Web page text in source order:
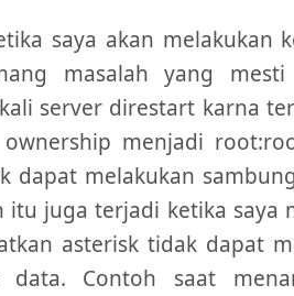
saya akan melakukan
masalah yang
server direstart karna
menjadi
dapat melakukan
juga terjadi ketika saya
asterisk tidak dapat
Contoh saat